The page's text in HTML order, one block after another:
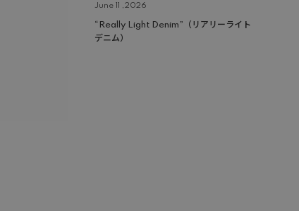
June 11 ,2026
“Really Light Denim”（リアリーライト
デニム）